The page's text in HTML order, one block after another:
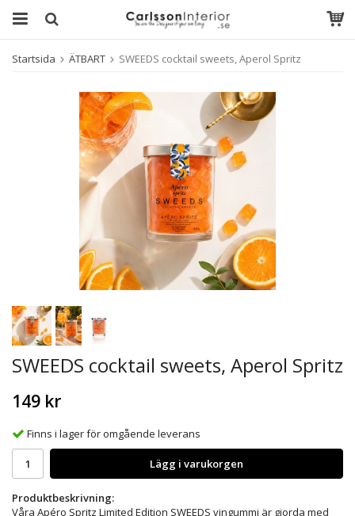
Startsida ÄTBART SWEEDS cocktail sweets, Aperol Spritz
SWEEDS cocktail sweets, Aperol Spritz
149 kr
Finns i lager för omgående leverans
Lägg i varukorgen
Produktbeskrivning:
Våra Apéro Spritz Limited Edition SWEEDS vingummi är gjorda med